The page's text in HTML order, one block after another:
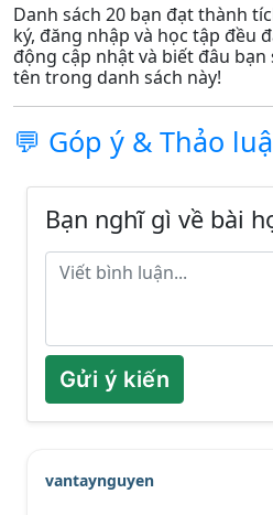
Danh sách 20 bạn đạt thành
ký, đăng nhập và học tập đều
động cập nhật và biết đâu
tên trong danh sách này!
💬 Góp ý & Thảo
Bạn nghĩ gì về bài
Gửi ý kiến
vantaynguyen